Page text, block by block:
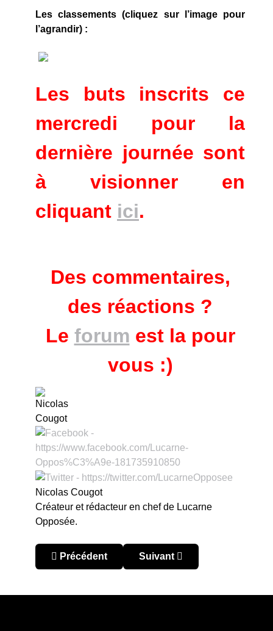
Les classements (cliquez sur l’image pour
l’agrandir) :
Les buts inscrits ce
mercredi pour la
dernière journée sont
à visionner en
cliquant ici.
Des commentaires,
des réactions ?
Le forum est la pour
vous :)
Nicolas Cougot
Créateur et rédacteur en chef de Lucarne
Opposée.
Article précédent : Coupe du Monde : extrême
Précédent Article suivant : Coupe du
Suivant